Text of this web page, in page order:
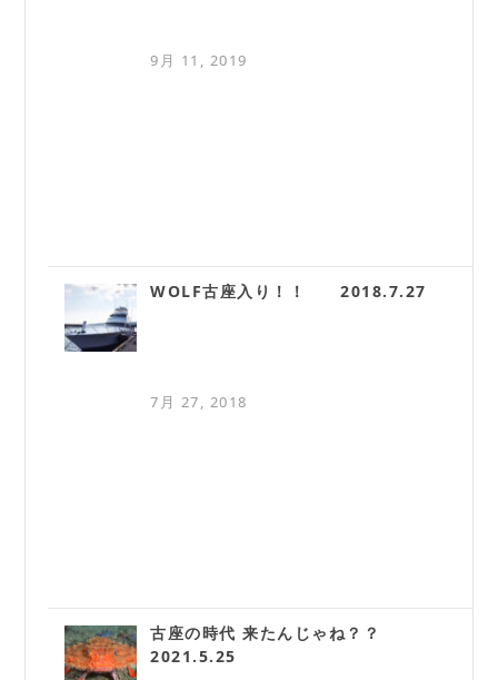
9月 11, 2019
WOLF古座入り！！ 2018.7.27
7月 27, 2018
古座の時代 来たんじゃね？？
2021.5.25